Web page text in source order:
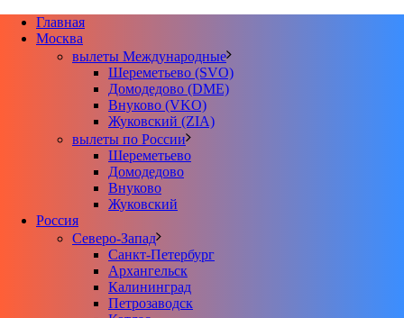
Главная
Москва
вылеты Международные
Шереметьево (SVO)
Домодедово (DME)
Внуково (VKO)
Жуковский (ZIA)
вылеты по России
Шереметьево
Домодедово
Внуково
Жуковский
Россия
Северо-Запад
Санкт-Петербург
Архангельск
Калининград
Петрозаводск